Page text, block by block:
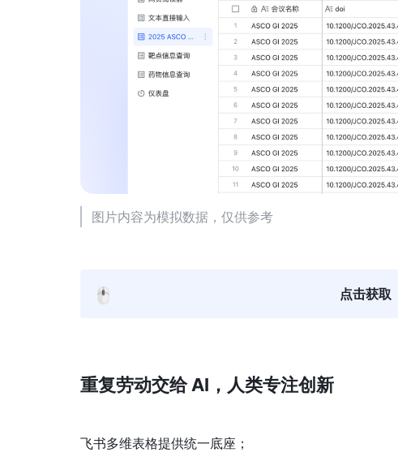
图片内容为模拟数据，仅供参考
🖱️ 点击获取
重复劳动交给 AI，人类专注创新
飞书多维表格提供统一底座；